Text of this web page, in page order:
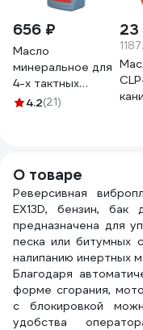
656 ₽
Масло
минеральное для
4-х тактных
двигателей
4.2(21)
23
О товаре
Реверсивная
EX13D, бензин,
предназначена для
песка или битумных
налипанию инертных
Благодаря
форме сгорания,
с блокировкой
удобства